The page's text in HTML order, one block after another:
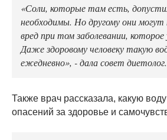
«Соли, которые там есть,
необходимы. Но другому они
вред при том заболевании, которое
Даже здоровому человеку такую
ежедневно», - дала совет диетолог.
Также врач рассказала, какую
опасений за здоровье и